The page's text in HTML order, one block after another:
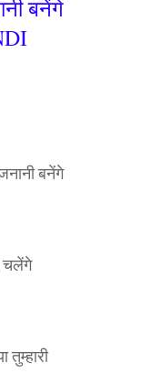
बनेंगे
बनेंगे
चलेंगे
तुम्हारी